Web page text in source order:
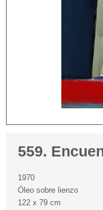
559.
1970
Óleo sobre lienzo
122 x 79 cm